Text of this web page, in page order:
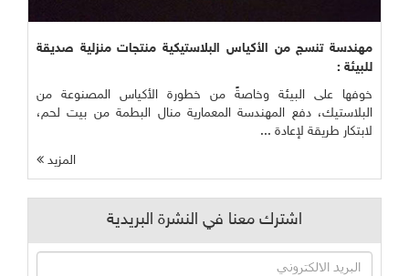
مهندسة تنسج من الأكياس البلاستيكية منتجات منزلية صديقة
للبيئة :
خوفها على البيئة وخاصةً من خطورة الأكياس المصنوعة من
البلاستيك، دفع المهندسة المعمارية منال البطمة من بيت لحم،
لابتكار طريقة لإعادة ...
المزيد
اشترك معنا في النشرة البريدية